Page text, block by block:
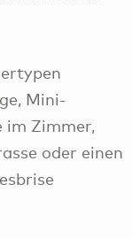
Mini-
im Zimmer,
oder einen